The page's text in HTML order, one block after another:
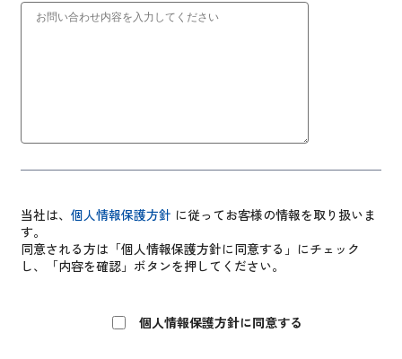
当社は、個人情報保護方針 に従ってお客様の情報を取り扱いま
す。
同意される方は「個人情報保護方針に同意する」にチェック
し、「内容を確認」ボタンを押してください。
個人情報保護方針に同意する